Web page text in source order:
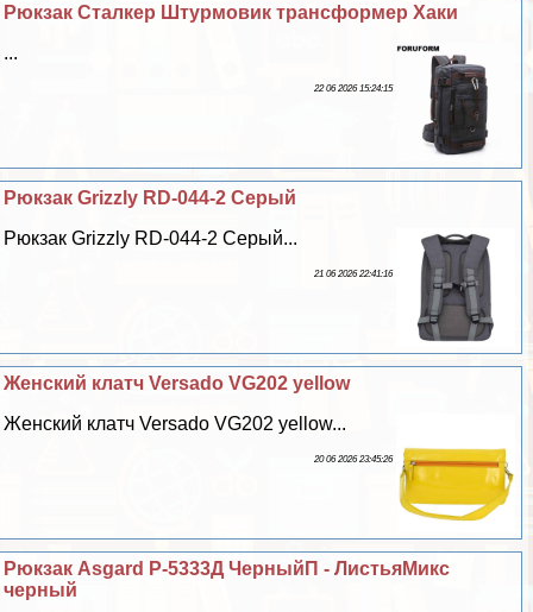
Рюкзак Сталкер Штурмовик трaнcформер Хаки
...
22 06 2026 15:24:15
Рюкзак Grizzly RD-044-2 Серый
Рюкзак Grizzly RD-044-2 Серый...
21 06 2026 22:41:16
Женский клатч Versado VG202 yellow
Женский клатч Versado VG202 yellow...
20 06 2026 23:45:26
Рюкзак Asgard Р-5333Д ЧерныйП - ЛистьяМикс
черный